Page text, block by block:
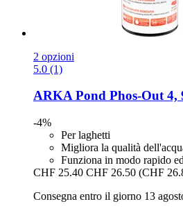
2 opzioni
5.0 (1)
ARKAPond Phos-​Out 4,
-4%
Per laghetti
Migliora la qualità
Funziona in modo rapido
CHF 25.40 CHF 26.50 (CHF
Consegna entro il giorno 13